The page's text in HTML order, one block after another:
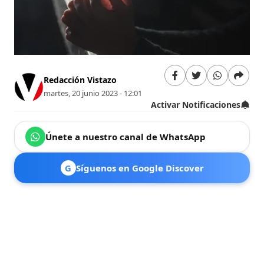
Redacción Vistazo
martes, 20 junio 2023 - 12:01
Activar Notificaciones
Únete a nuestro canal de WhatsApp
G Síguenos en Google Discover